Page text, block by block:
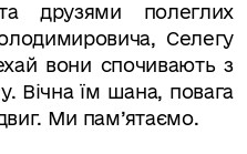
друзями полеглих
Селегу
вони спочивають з
Вічна їм шана, повага
Ми пам’ятаємо.